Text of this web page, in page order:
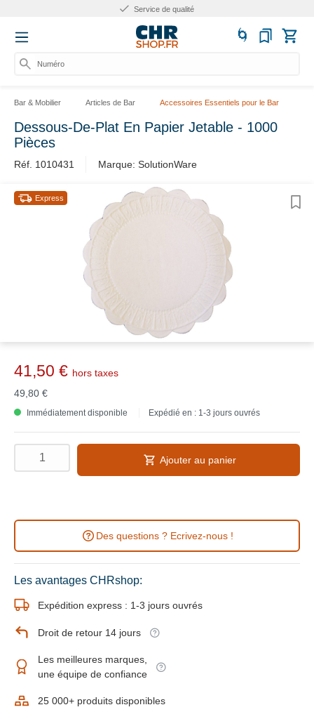
Service de qualité
Numéro d
Bar & Mobilier Articles de Bar Accessoires Essentiels pour le Bar
Dessous-De-Plat En Papier Jetable - 1000
Pièces
Réf. 1010431 Marque: SolutionWare
Express
41,50 € hors taxes
49,80 €
Immédiatement disponible Expédié en : 1-3 jours ouvrés
Ajouter au panier
Des questions ? Ecrivez-nous !
Les avantages CHRshop:
Expédition express : 1-3 jours ouvrés
Droit de retour 14 jours
Les meilleures marques,
une équipe de confiance
25 000+ produits disponibles